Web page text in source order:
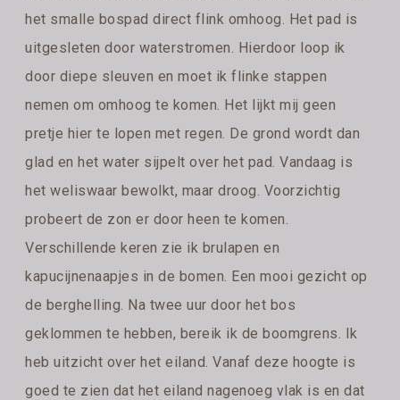
het smalle bospad direct flink omhoog. Het pad is
uitgesleten door waterstromen. Hierdoor loop ik
door diepe sleuven en moet ik flinke stappen
nemen om omhoog te komen. Het lijkt mij geen
pretje hier te lopen met regen. De grond wordt dan
glad en het water sijpelt over het pad. Vandaag is
het weliswaar bewolkt, maar droog. Voorzichtig
probeert de zon er door heen te komen.
Verschillende keren zie ik brulapen en
kapucijnenaapjes in de bomen. Een mooi gezicht op
de berghelling. Na twee uur door het bos
geklommen te hebben, bereik ik de boomgrens. Ik
heb uitzicht over het eiland. Vanaf deze hoogte is
goed te zien dat het eiland nagenoeg vlak is en dat